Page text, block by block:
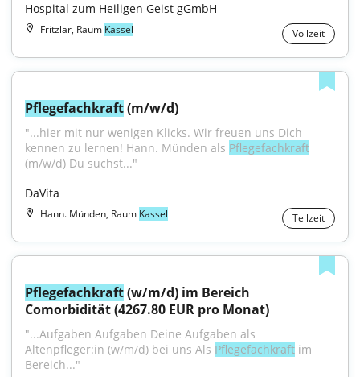
Hospital zum Heiligen Geist gGmbH
Fritzlar, Raum Kassel Vollzeit
Pflegefachkraft (m/w/d)
"...hier mit nur wenigen Klicks. Wir freuen uns Dich
kennen zu lernen! Hann. Münden als Pflegefachkraft
(m/w/d) Du suchst..."
DaVita
Hann. Münden, Raum Kassel Teilzeit
Pflegefachkraft (w/m/d) im Bereich
Comorbidität (4267.80 EUR pro Monat)
"...Aufgaben Aufgaben Deine Aufgaben als
Altenpfleger:in (w/m/d) bei uns Als Pflegefachkraft im
Bereich..."